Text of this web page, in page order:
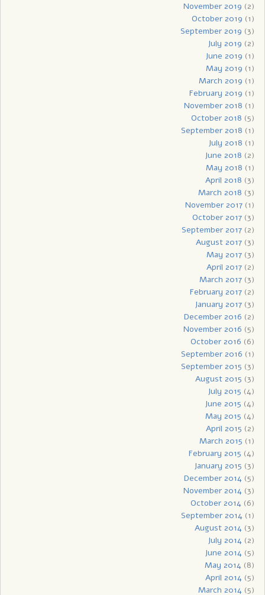
November 2019 (2)
October 2019 (1)
September 2019 (3)
July 2019 (2)
June 2019 (1)
May 2019 (1)
March 2019 (1)
February 2019 (1)
November 2018 (1)
October 2018 (5)
September 2018 (1)
July 2018 (1)
June 2018 (2)
May 2018 (1)
April 2018 (3)
March 2018 (3)
November 2017(1)
October 2017(3)
September 2017(2)
August 2017(3)
May 2017(3)
April 2017(2)
March 2017(3)
February 2017(2)
January 2017(3)
December 2016 (2)
November 2016 (5)
October 2016 (6)
September 2016 (1)
September 2015 (3)
August 2015 (3)
July 2015 (4)
June 2015 (4)
May 2015 (4)
April 2015 (2)
March 2015 (1)
February 2015 (4)
January 2015 (3)
December 2014(5)
November 2014(3)
October 2014(6)
September 2014(1)
August 2014(3)
July 2014(2)
June 2014(5)
May 2014(8)
April 2014(5)
March 2014(5)